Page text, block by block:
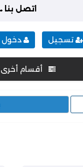
اتصل بنا
تسجيل دخول
أقسام أخرى